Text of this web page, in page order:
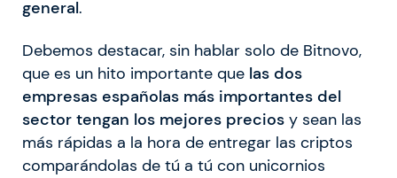
general.
Debemos destacar, sin hablar solo de Bitnovo,
que es un hito importante que las dos
empresas españolas más importantes del
sector tengan los mejores precios y sean las
más rápidas a la hora de entregar las criptos
comparándolas de tú a tú con unicornios